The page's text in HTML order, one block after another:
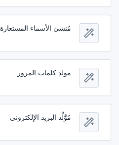
مُنشئ الأسماء المستعارة
مولد كلمات المرور
مُوَّلِّد البريد الإلكتروني